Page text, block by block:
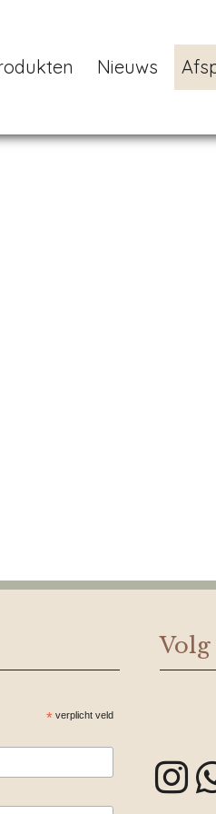
Nieuws
* verplicht veld
Volg